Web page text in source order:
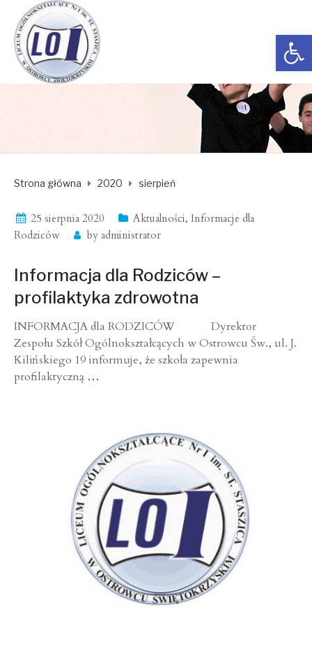
Open toolbar
Strona główna 2020 sierpień
25 sierpnia 2020 Aktualności, Informacje dla
Rodziców
by administrator
Informacja dla Rodziców –
profilaktyka zdrowotna
INFORMACJA dla RODZICÓW Dyrektor
Zespołu Szkół Ogólnokształcących w Ostrowcu Św., ul. J.
Kilińskiego 19 informuje, że szkoła zapewnia
profilaktyczną …